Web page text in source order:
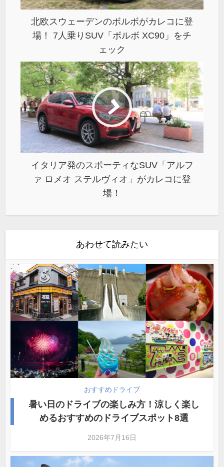
北欧スウェーデンのボルボがカレコに登
場！ 7人乗りSUV「ボルボ XC90」をチ
ェック
イタリア発のスポーティなSUV「アルフ
ァ ロメオ ステルヴィオ」がカレコに登
場！
あわせて読みたい
おすすめドライブ
暑い日のドライブの楽しみ方！涼しく楽し
めるおすすめのドライブスポット8選
2026年7月16日